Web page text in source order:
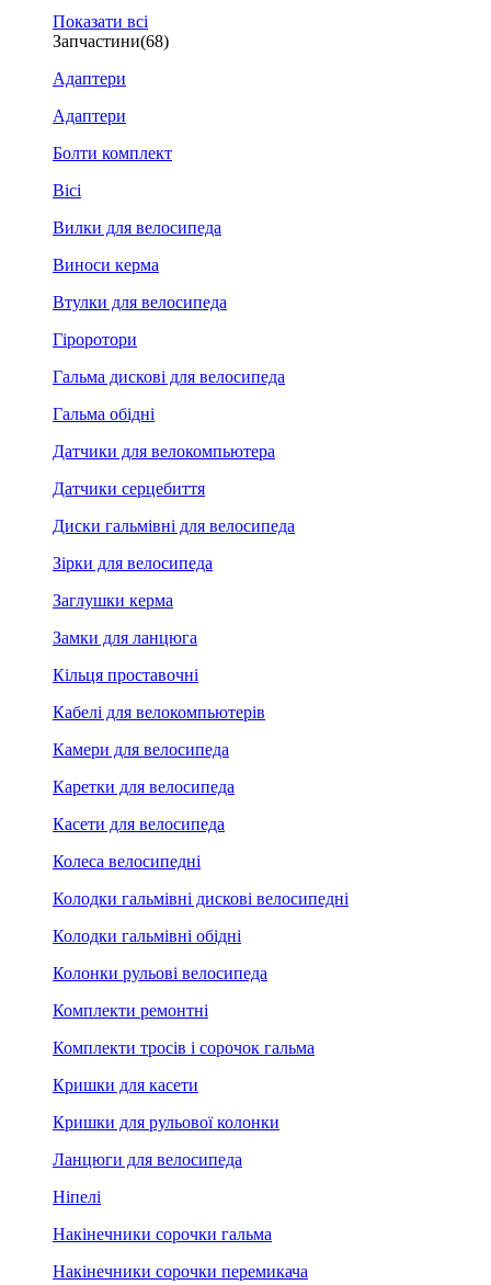
Показати всі
Запчастини(68)
Адаптери
Адаптери
Болти комплект
Вісі
Вилки для велосипеда
Виноси керма
Втулки для велосипеда
Гіроротори
Гальма дискові для велосипеда
Гальма обідні
Датчики для велокомпьютера
Датчики серцебиття
Диски гальмівні для велосипеда
Зірки для велосипеда
Заглушки керма
Замки для ланцюга
Кільця проставочні
Кабелі для велокомпьютерів
Камери для велосипеда
Каретки для велосипеда
Касети для велосипеда
Колеса велосипедні
Колодки гальмівні дискові велосипедні
Колодки гальмівні обідні
Колонки рульові велосипеда
Комплекти ремонтні
Комплекти тросів і сорочок гальма
Кришки для касети
Кришки для рульової колонки
Ланцюги для велосипеда
Ніпелі
Накінечники сорочки гальма
Накінечники сорочки перемикача